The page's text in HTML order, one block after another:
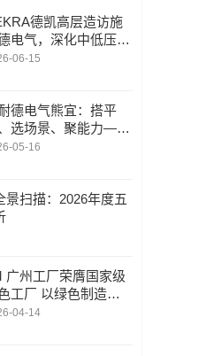
德凯高层造访施
电气，深化中低压电
网络安全领域合作共
06-15
德电气熊宜：搭平
选场景、聚能力——
局三重法则
05-16
扫描：2026年度五
广州工厂荣膺国家级
工厂 以绿色制造赋
质量发展
04-14